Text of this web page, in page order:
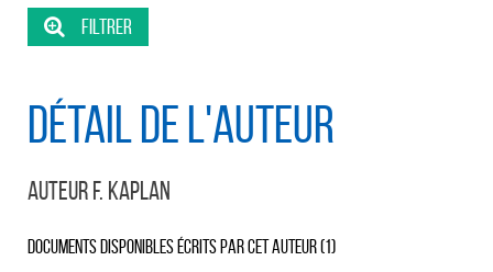
Détail de l'auteur
Auteur F. Kaplan
Documents disponibles écrits par cet auteur (1)